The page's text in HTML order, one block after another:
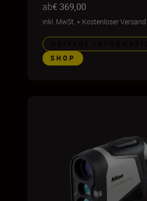
ab€ 369,00
inkl. MwSt. + Kostenloser Versand
SHOP